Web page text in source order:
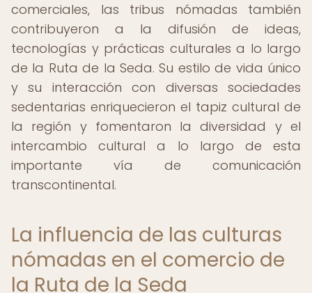
comerciales, las tribus nómadas también
contribuyeron a la difusión de ideas,
tecnologías y prácticas culturales a lo largo
de la Ruta de la Seda. Su estilo de vida único
y su interacción con diversas sociedades
sedentarias enriquecieron el tapiz cultural de
la región y fomentaron la diversidad y el
intercambio cultural a lo largo de esta
importante vía de comunicación
transcontinental.
La influencia de las culturas
nómadas en el comercio de
la Ruta de la Seda